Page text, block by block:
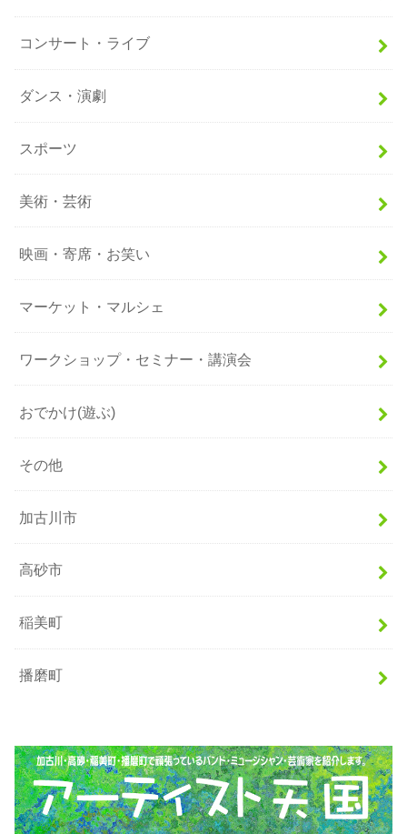
コンサート・ライブ
ダンス・演劇
スポーツ
美術・芸術
映画・寄席・お笑い
マーケット・マルシェ
ワークショップ・セミナー・講演会
おでかけ(遊ぶ)
その他
加古川市
高砂市
稲美町
播磨町